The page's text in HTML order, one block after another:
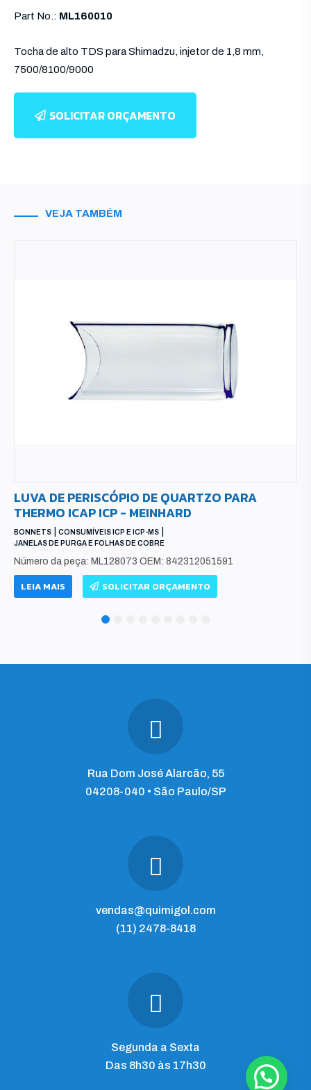
Part No.: ML160010
Tocha de alto TDS para Shimadzu, injetor de 1,8 mm,
7500/8100/9000
SOLICITAR ORÇAMENTO
VEJA TAMBÉM
LUVA DE PERISCÓPIO DE QUARTZO PARA
THERMO ICAP ICP - MEINHARD
BONNETS CONSUMÍVEIS ICP E ICP-MS
JANELAS DE PURGA E FOLHAS DE COBRE
Número da peça: ML128073 OEM: 842312051591
LEIA MAIS SOLICITAR ORÇAMENTO
4
Rua Dom José Alarcão, 55
04208-040 • São Paulo/SP
vendas@quimigol.com
(11) 2478-8418
Segunda a Sexta
Das 8h30 às 17h30